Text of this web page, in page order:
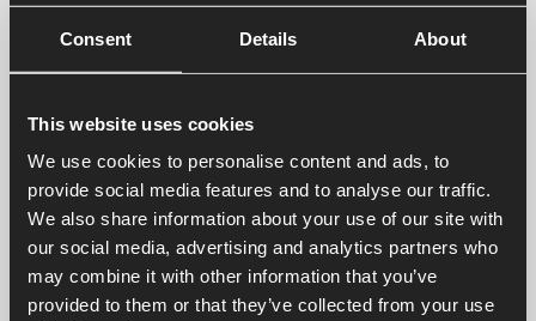
Consent Details About
This website uses cookies
We use cookies to personalise content and ads, to
provide social media features and to analyse our traffic.
We also share information about your use of our site with
our social media, advertising and analytics partners who
may combine it with other information that you’ve
provided to them or that they’ve collected from your use